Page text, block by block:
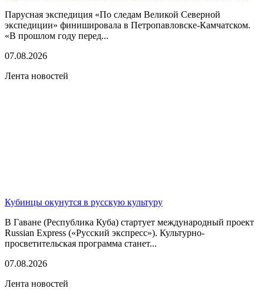
Парусная экспедиция «По следам Великой Северной
экспедиции» финишировала в Петропавловске-Камчатском.
«В прошлом году перед...
07.08.2026
Лента новостей
Кубинцы окунутся в русскую культуру
В Гаване (Республика Куба) стартует международный проект
Russian Express («Русский экспресс»). Культурно-
просветительская программа станет...
07.08.2026
Лента новостей